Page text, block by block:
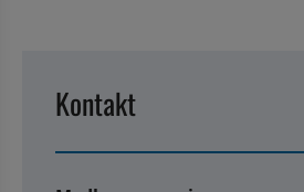
Kontakt